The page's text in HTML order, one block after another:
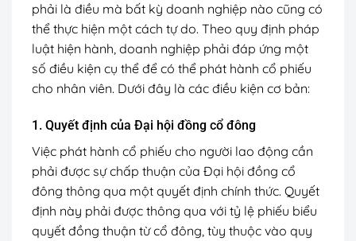
phải là điều mà bất kỳ doanh nghiệp nào cũng có
thể thực hiện một cách tự do. Theo quy định pháp
luật hiện hành, doanh nghiệp phải đáp ứng một
số điều kiện cụ thể để có thể phát hành cổ phiếu
cho nhân viên. Dưới đây là các điều kiện cơ bản:
1. Quyết định của Đại hội đồng cổ đông
Việc phát hành cổ phiếu cho người lao động cần
phải được sự chấp thuận của Đại hội đồng cổ
đông thông qua một quyết định chính thức. Quyết
định này phải được thông qua với tỷ lệ phiếu biểu
quyết đồng thuận từ cổ đông, tùy thuộc vào quy